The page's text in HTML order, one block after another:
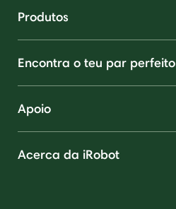
Produtos
Encontra o teu par perfeito
Apoio
Acerca da iRobot